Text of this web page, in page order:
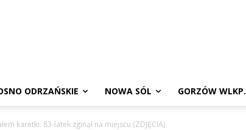
ODRZAŃSKIE NOWA SÓL GORZÓW WLKP.
karetki. 83-latek zginął na miejscu (ZDJĘCIA)